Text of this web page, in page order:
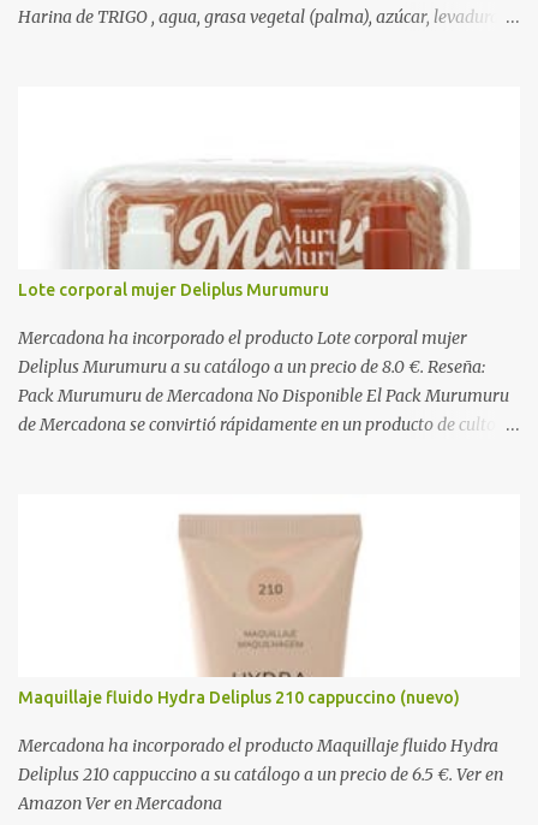
Harina de TRIGO , agua, grasa vegetal (palma), azúcar, levadura,
antioxidante (E300). Relleno 27%: Azúcar, aceite vegetal refinado
(girasol), LECHE desnatada en polvo, cacao desgrasado en polvo
0,9%, LECHE entera en polvo, emulgente (E322 ( SOJA )), aroma
natural. Cobertura 16%: Azúcar, grasas vegetales (coco, palmiste,
palma), cacao desgrasado en polvo 1,0%, suero de LECHE en polvo,
LECHE entera en polvo, emulgente (E322), lactosa ( LECHE ),
almidón de TRIGO , aromas naturales. Decorado 1,8%: Harina de
arroz, harina de TRIGO , azúcar, sal, extracto d...
Lote corporal mujer Deliplus Murumuru
Mercadona ha incorporado el producto Lote corporal mujer
Deliplus Murumuru a su catálogo a un precio de 8.0 €. Reseña:
Pack Murumuru de Mercadona No Disponible El Pack Murumuru
de Mercadona se convirtió rápidamente en un producto de culto
aroma exótico y las propiedades altamente nutritivas de la
manteca de murumuru de la Amazonia, este tratamiento capilar
lograba reparar la fibra desde el interior sin aportar peso. Su
excelente relación calidad-precio lo consolidó como un favorito
indiscutible de la sección de perfumería. Lamentablemente, este
pack ha sido descatalogado y ya no está disponible en los estantes
de Mercadona, dejando a miles de usuarios buscando una
alternativa a la altura. Por suerte, la reconocida marca Mystic
Moments ofrece su línea premium de Murumuru, la cual cuenta
c...
Maquillaje fluido Hydra Deliplus 210 cappuccino (nuevo)
Mercadona ha incorporado el producto Maquillaje fluido Hydra
Deliplus 210 cappuccino a su catálogo a un precio de 6.5 €. Ver en
Amazon Ver en Mercadona